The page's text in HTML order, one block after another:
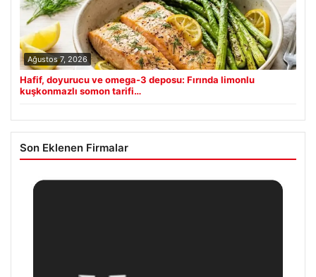
Ağustos 7, 2026
Hafif, doyurucu ve omega-3 deposu: Fırında limonlu
kuşkonmazlı somon tarifi…
Son Eklenen Firmalar